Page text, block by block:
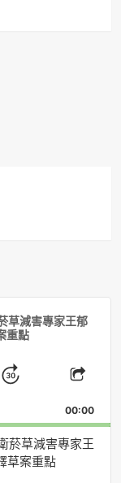
草減害專家王郁
重點
Jump
Forward
Share
00:00
菸草減害專家王
草案重點